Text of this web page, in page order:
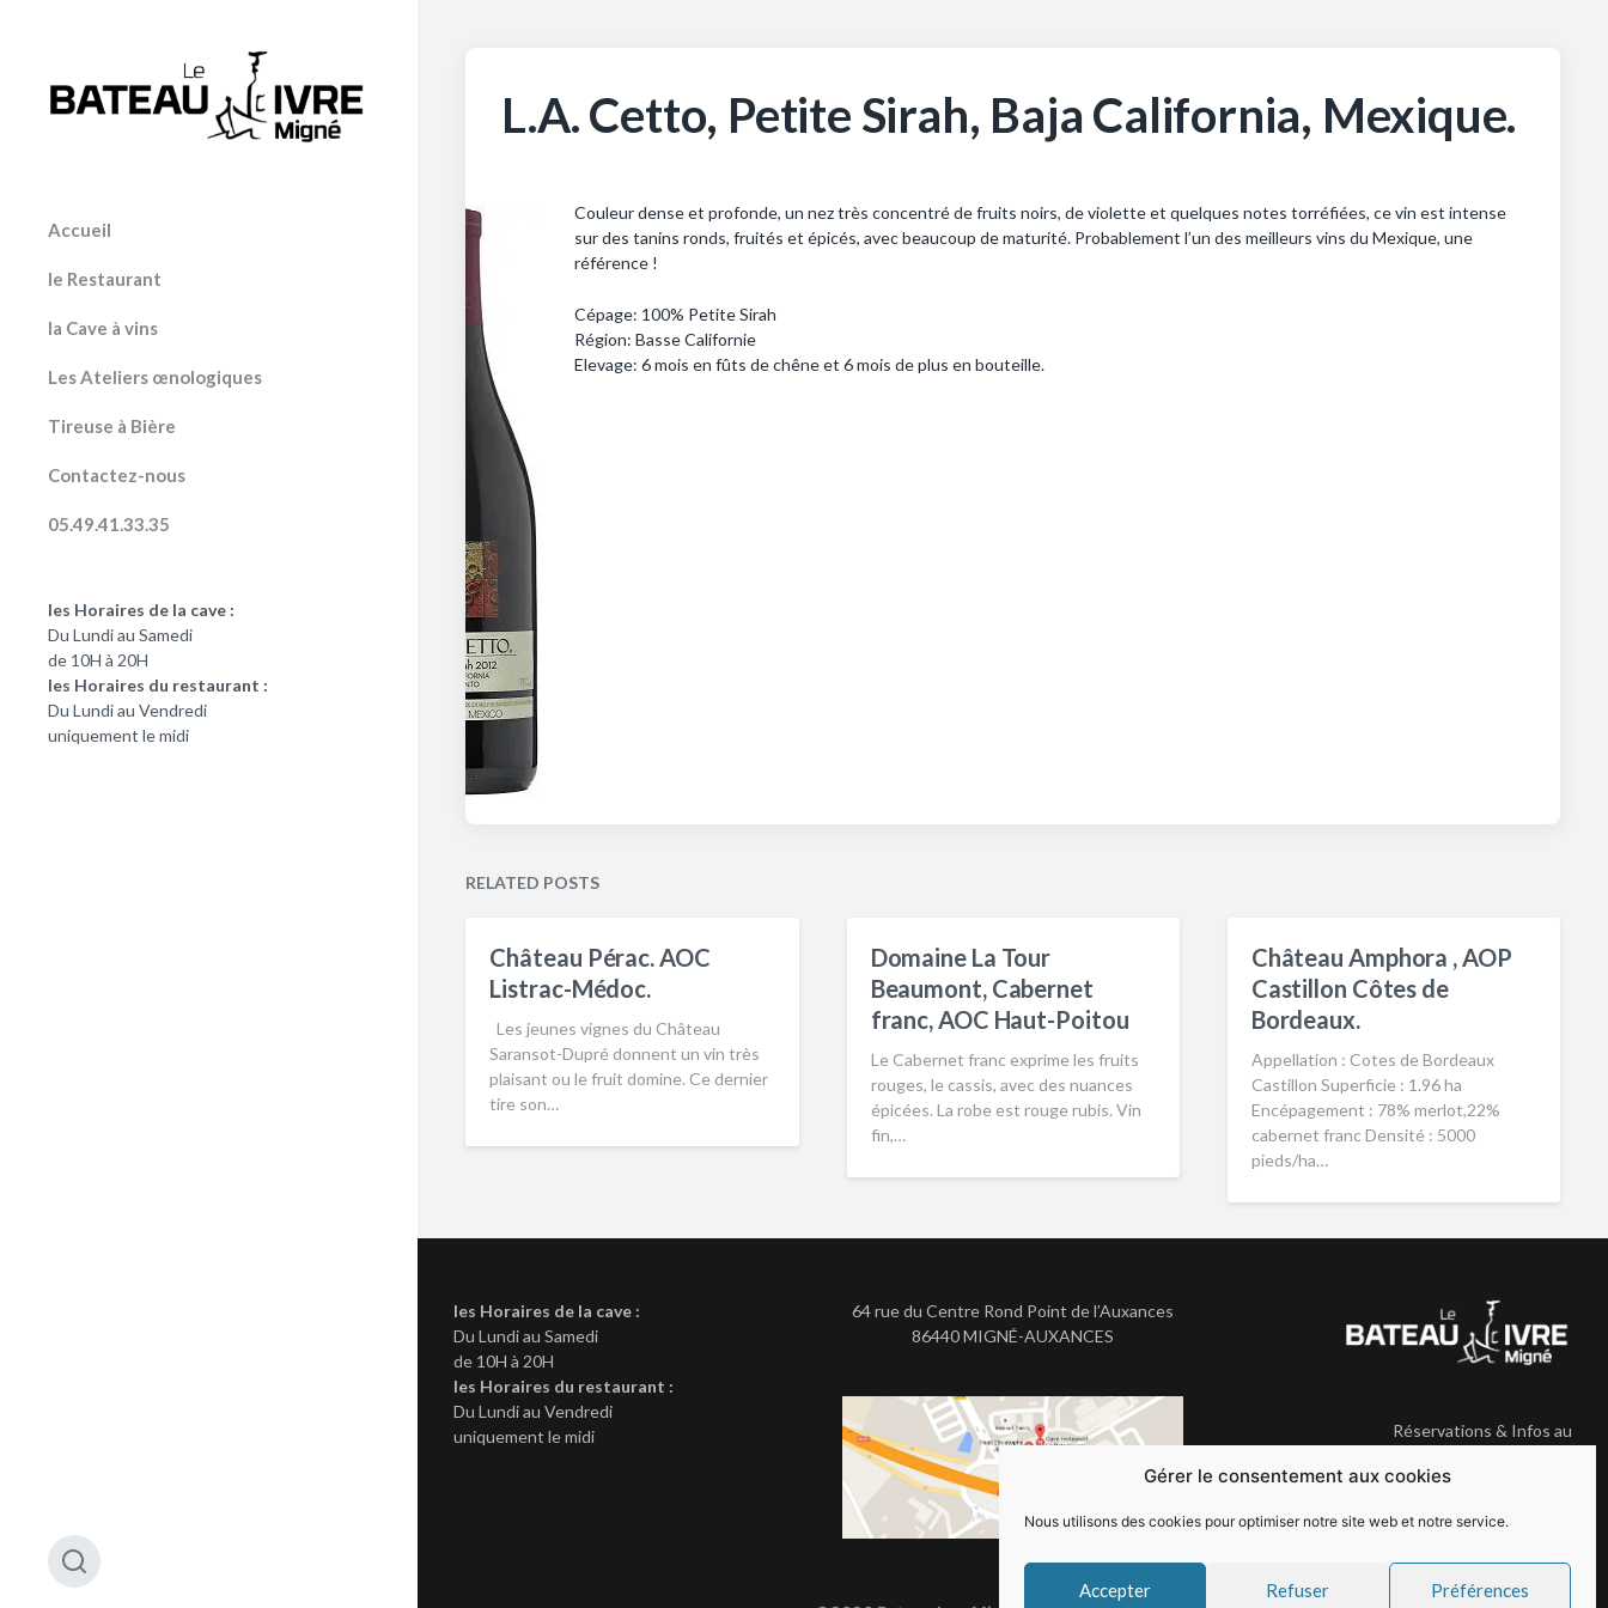
Gérer le consentement aux cookies
Nous utilisons des cookies pour optimiser notre site web et notre service.
Accepter Refuser Préférences
Accueil
le Restaurant
la Cave à vins
Les Ateliers œnologiques
Tireuse à Bière
Contactez-nous
05.49.41.33.35
les Horaires de la cave :
Du Lundi au Samedi
de 10H à 20H
les Horaires du restaurant :
Du Lundi au Vendredi
uniquement le midi
L.A. Cetto, Petite Sirah, Baja California, Mexique.
Couleur dense et profonde, un nez très concentré de fruits noirs, de violette et quelques notes torréfiées, ce vin est intense
sur des tanins ronds, fruités et épicés, avec beaucoup de maturité. Probablement l’un des meilleurs vins du Mexique, une
référence !
Cépage: 100% Petite Sirah
Région: Basse Californie
Elevage: 6 mois en fûts de chêne et 6 mois de plus en bouteille.
RELATED POSTS
Château Pérac. AOC
Listrac-Médoc.
Les jeunes vignes du Château
Saransot-Dupré donnent un vin très
plaisant ou le fruit domine. Ce dernier
tire son…
Domaine La Tour
Beaumont, Cabernet
franc, AOC Haut-Poitou
Le Cabernet franc exprime les fruits
rouges, le cassis, avec des nuances
épicées. La robe est rouge rubis. Vin
fin,…
Château Amphora , AOP
Castillon Côtes de
Bordeaux.
Appellation : Cotes de Bordeaux
Castillon Superficie : 1.96 ha
Encépagement : 78% merlot,22%
cabernet franc Densité : 5000
pieds/ha…
les Horaires de la cave :
Du Lundi au Samedi
de 10H à 20H
les Horaires du restaurant :
Du Lundi au Vendredi
uniquement le midi
64 rue du Centre Rond Point de l’Auxances
86440 MIGNÉ-AUXANCES
Réservations & Infos au